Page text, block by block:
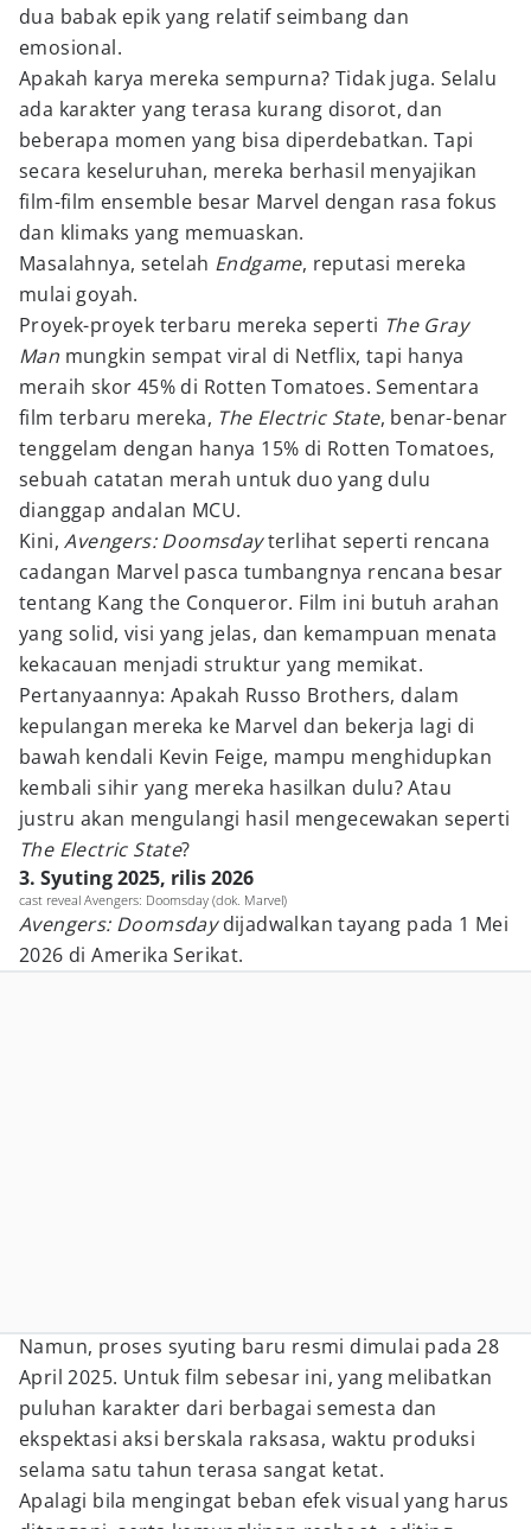
dua babak epik yang relatif seimbang dan
emosional.
Apakah karya mereka sempurna? Tidak juga. Selalu
ada karakter yang terasa kurang disorot, dan
beberapa momen yang bisa diperdebatkan. Tapi
secara keseluruhan, mereka berhasil menyajikan
film-film ensemble besar Marvel dengan rasa fokus
dan klimaks yang memuaskan.
Masalahnya, setelah Endgame, reputasi mereka
mulai goyah.
Proyek-proyek terbaru mereka seperti The Gray
Man mungkin sempat viral di Netflix, tapi hanya
meraih skor 45% di Rotten Tomatoes. Sementara
film terbaru mereka, The Electric State, benar-benar
tenggelam dengan hanya 15% di Rotten Tomatoes,
sebuah catatan merah untuk duo yang dulu
dianggap andalan MCU.
Kini,Avengers: Doomsdayterlihat seperti rencana
cadangan Marvel pasca tumbangnya rencana besar
tentang Kang the Conqueror. Film ini butuh arahan
yang solid, visi yang jelas, dan kemampuan menata
kekacauan menjadi struktur yang memikat.
Pertanyaannya: Apakah Russo Brothers, dalam
kepulangan mereka ke Marvel dan bekerja lagi di
bawah kendali Kevin Feige, mampu menghidupkan
kembali sihir yang mereka hasilkan dulu? Atau
justru akan mengulangi hasil mengecewakan seperti
The Electric State?
3. Syuting 2025, rilis 2026
cast reveal Avengers: Doomsday (dok. Marvel)
Avengers: Doomsdaydijadwalkan tayang pada 1 Mei
2026 di Amerika Serikat.
Namun, proses syuting baru resmi dimulai pada 28
April 2025. Untuk film sebesar ini, yang melibatkan
puluhan karakter dari berbagai semesta dan
ekspektasi aksi berskala raksasa, waktu produksi
selama satu tahun terasa sangat ketat.
Apalagi bila mengingat beban efek visual yang harus